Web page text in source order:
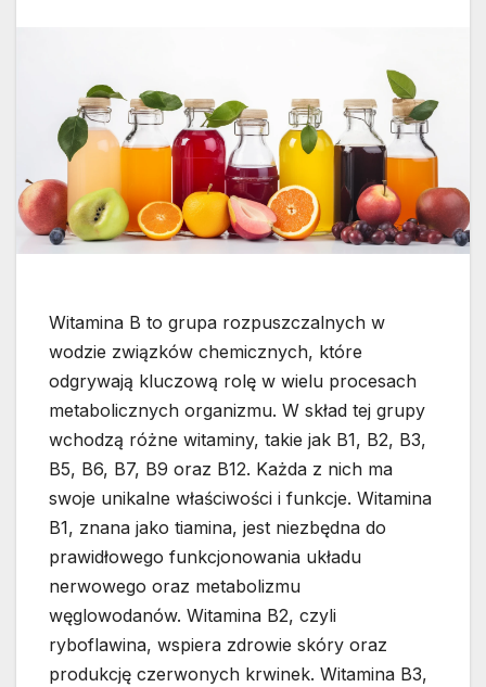
Witamina B to grupa rozpuszczalnych w
wodzie związków chemicznych, które
odgrywają kluczową rolę w wielu procesach
metabolicznych organizmu. W skład tej grupy
wchodzą różne witaminy, takie jak B1, B2, B3,
B5, B6, B7, B9 oraz B12. Każda z nich ma
swoje unikalne właściwości i funkcje. Witamina
B1, znana jako tiamina, jest niezbędna do
prawidłowego funkcjonowania układu
nerwowego oraz metabolizmu
węglowodanów. Witamina B2, czyli
ryboflawina, wspiera zdrowie skóry oraz
produkcję czerwonych krwinek. Witamina B3,